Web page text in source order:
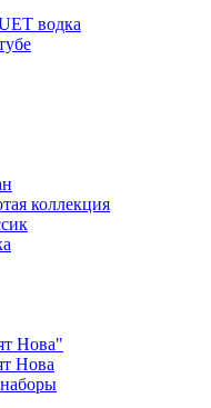
водка
коллекция
Нова"
Нова